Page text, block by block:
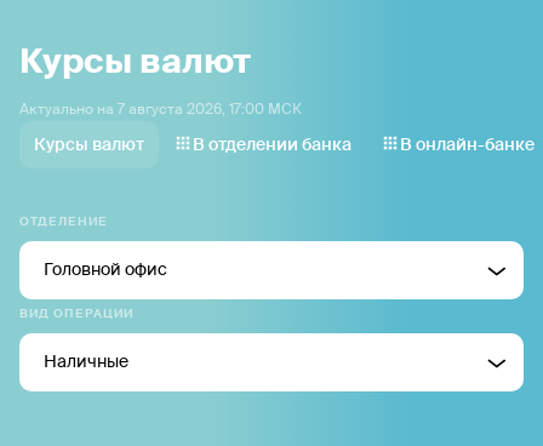
Курсы валют
Актуально на 7 августа 2026, 17:00 МСК
Курсы валют В отделении банка В онлайн-банке
ОТДЕЛЕНИЕ
Головной офис
ВИД ОПЕРАЦИИ
Наличные